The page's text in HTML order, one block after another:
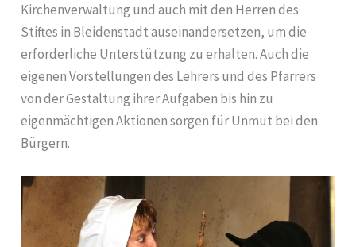
Kirchenverwaltung und auch mit den Herren des
Stiftes in Bleidenstadt auseinandersetzen, um die
erforderliche Unterstützung zu erhalten. Auch die
eigenen Vorstellungen des Lehrers und des Pfarrers
von der Gestaltung ihrer Aufgaben bis hin zu
eigenmächtigen Aktionen sorgen für Unmut bei den
Bürgern.